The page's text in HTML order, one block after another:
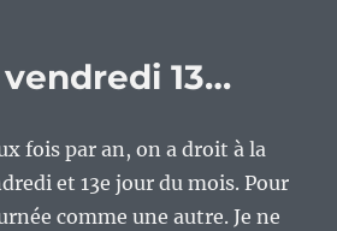
13…
fois par an, on a droit à la
et 13e jour du mois. Pour
comme une autre. Je ne